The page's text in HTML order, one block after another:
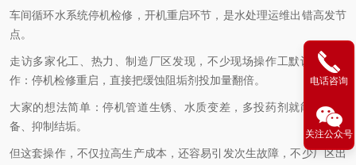
车间循环水系统停机检修，开机重启环节，是水处理运维出错高发节
点。
走访多家化工、热力、制造厂区发现，不少现场操作工默认一套操
作：停机检修重启，直接把缓蚀阻垢剂投加量翻倍。
大家的想法简单：停机管道生锈、水质变差，多投药剂就能护住设
备、抑制结垢。
但这套操作，不仅拉高生产成本，还容易引发次生故障，不少厂区出
电话咨询
关注公众号